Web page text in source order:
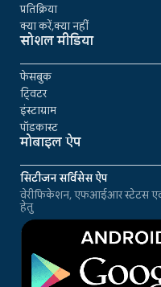
प्रतिक्रिया
क्या करें,क्या नहीं
सोशल मीडिया
फेसबुक
ट्विटर
इंस्टाग्राम
पॉडकास्ट
मोबाइल ऐप
सिटीजन सर्विसेस ऐप
वेरीफिकेशन, एफआईआर स्टेटस
हेतु